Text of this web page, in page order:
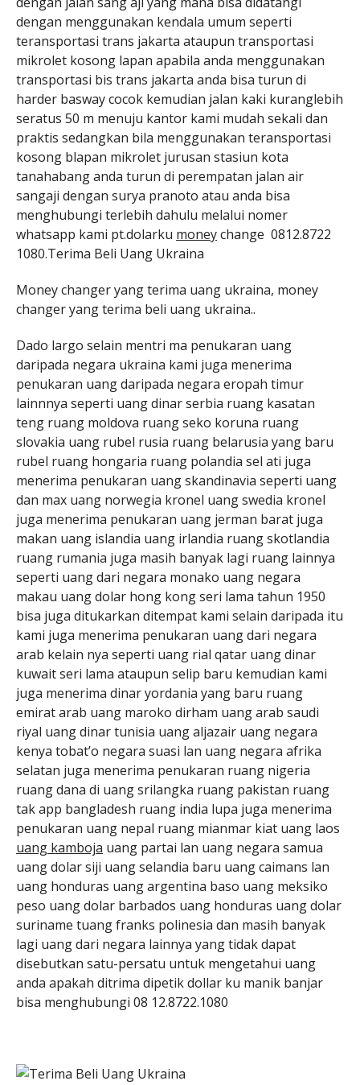
dengan menggunakan kendala umum seperti
teransportasi trans jakarta ataupun transportasi
mikrolet kosong lapan apabila anda menggunakan
transportasi bis trans jakarta anda bisa turun di
harder basway cocok kemudian jalan kaki kuranglebih
seratus 50 m menuju kantor kami mudah sekali dan
praktis sedangkan bila menggunakan teransportasi
kosong blapan mikrolet jurusan stasiun kota
tanahabang anda turun di perempatan jalan air
sangaji dengan surya pranoto atau anda bisa
menghubungi terlebih dahulu melalui nomer
whatsapp kami pt.dolarku moneychange 0812.8722
1080.Terima Beli Uang Ukraina
Money changer yang terima uang ukraina, money
changer yang terima beli uang ukraina..
Dado largo selain mentri ma penukaran uang
daripada negara ukraina kami juga menerima
penukaran uang daripada negara eropah timur
lainnnya seperti uang dinar serbia ruang kasatan
teng ruang moldova ruang seko koruna ruang
slovakia uang rubel rusia ruang belarusia yang baru
rubel ruang hongaria ruang polandia sel ati juga
menerima penukaran uang skandinavia seperti uang
dan max uang norwegia kronel uang swedia kronel
juga menerima penukaran uang jerman barat juga
makan uang islandia uang irlandia ruang skotlandia
ruang rumania juga masih banyak lagi ruang lainnya
seperti uang dari negara monako uang negara
makau uang dolar hong kong seri lama tahun 1950
bisa juga ditukarkan ditempat kami selain daripada itu
kami juga menerima penukaran uang dari negara
arab kelain nya seperti uang rial qatar uang dinar
kuwait seri lama ataupun selip baru kemudian kami
juga menerima dinar yordania yang baru ruang
emirat arab uang maroko dirham uang arab saudi
riyal uang dinar tunisia uang aljazair uang negara
kenya tobat’o negara suasi lan uang negara afrika
selatan juga menerima penukaran ruang nigeria
ruang dana di uang srilangka ruang pakistan ruang
tak app bangladesh ruang india lupa juga menerima
penukaran uang nepal ruang mianmar kiat uang laos
uang kamboja uang partai lan uang negara samua
uang dolar siji uang selandia baru uang caimans lan
uang honduras uang argentina baso uang meksiko
peso uang dolar barbados uang honduras uang dolar
suriname tuang franks polinesia dan masih banyak
lagi uang dari negara lainnya yang tidak dapat
disebutkan satu-persatu untuk mengetahui uang
anda apakah ditrima dipetik dollar ku manik banjar
bisa menghubungi 08 12.8722.1080